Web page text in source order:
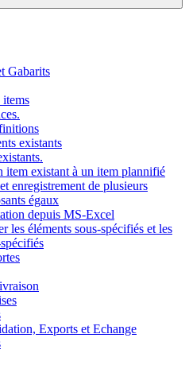
Gabarits
items
existants
item existant à un item plannifié
enregistrement de plusieurs
égaux
depuis MS-Excel
les éléments sous-spécifiés et les
Exports et Echange